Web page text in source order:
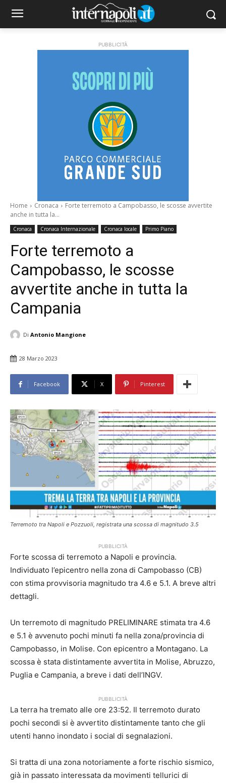
PUBBLICITÀ
Home Cronaca
Forte terremoto a Campobasso, le scosse avvertite
anche in tutta la...
Cronaca Cronaca Internazionale Cronaca locale Primo Piano
Forte terremoto a
Campobasso, le scosse
avvertite anche in tutta la
Campania
Di Antonio Mangione
28 Marzo 2023
Facebook X Pinterest
Terremoto tra Napoli e Pozzuoli, registrata una scossa di magnitudo 3.5
PUBBLICITÀ
Forte scossa di terremoto a Napoli e provincia.
Individuato l’epicentro nella zona di Campobasso (CB)
con stima provvisoria magnitudo tra 4.6 e 5.1. A breve altri
dettagli.
Un terremoto di magnitudo PRELIMINARE stimata tra 4.6
e 5.1 è avvenuto pochi minuti fa nella zona/provincia di
Campobasso, in Molise. Con epicentro a Montagano. La
scossa è stata distintamente avvertita in Molise, Abruzzo,
Puglia e Campania, a breve i dati dell’INGV.
PUBBLICITÀ
La terra ha tremato alle ore 23:52. Il terremoto durato
pochi secondi si è avvertito distintamente tanto che gli
utenti hanno inondato i social di segnalazioni.
Si tratta di una zona notoriamente a forte rischio sismico,
già in passato interessata da movimenti tellurici di